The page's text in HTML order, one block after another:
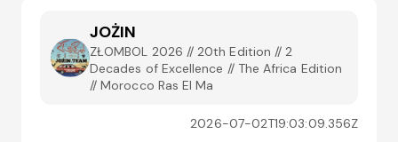
JOŻIN
ZŁOMBOL 2026 // 20th Edition // 2
Decades of Excellence // The Africa Edition
// Morocco Ras El Ma
2026-07-02T19:03:09.356Z